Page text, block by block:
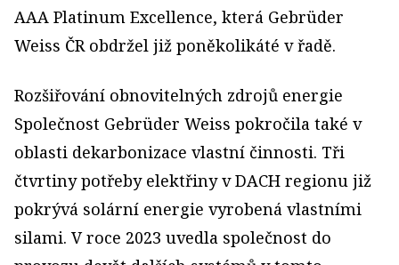
AAA Platinum Excellence, která Gebrüder
Weiss ČR obdržel již poněkolikáté v řadě.
Rozšiřování obnovitelných zdrojů energie
Společnost Gebrüder Weiss pokročila také v
oblasti dekarbonizace vlastní činnosti. Tři
čtvrtiny potřeby elektřiny v DACH regionu již
pokrývá solární energie vyrobená vlastními
silami. V roce 2023 uvedla společnost do